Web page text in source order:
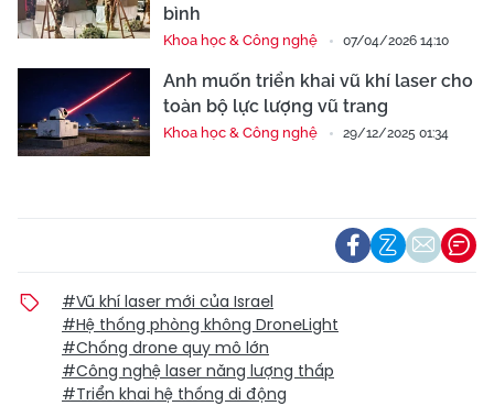
bình
Khoa học & Công nghệ 07/04/2026 14:10
Anh muốn triển khai vũ khí laser cho
toàn bộ lực lượng vũ trang
Khoa học & Công nghệ 29/12/2025 01:34
#Vũ khí laser mới của Israel
#Hệ thống phòng không DroneLight
#Chống drone quy mô lớn
#Công nghệ laser năng lượng thấp
#Triển khai hệ thống di động